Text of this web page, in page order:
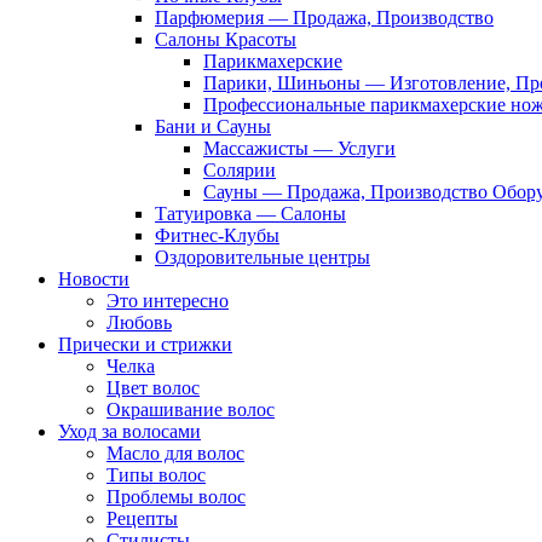
Парфюмерия — Продажа, Производство
Салоны Красоты
Парикмахерские
Парики, Шиньоны — Изготовление,
Профессиональные парикмахерские
Бани и Сауны
Массажисты — Услуги
Солярии
Сауны — Продажа, Производство
Татуировка — Салоны
Фитнес-Клубы
Оздоровительные центры
Новости
Это интересно
Любовь
Прически и стрижки
Челка
Цвет волос
Окрашивание волос
Уход за волосами
Масло для волос
Типы волос
Проблемы волос
Рецепты